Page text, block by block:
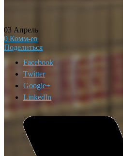
03 Апрель
0 Комм-ев
Поделиться
Facebook
Twitter
Google+
LinkedIn